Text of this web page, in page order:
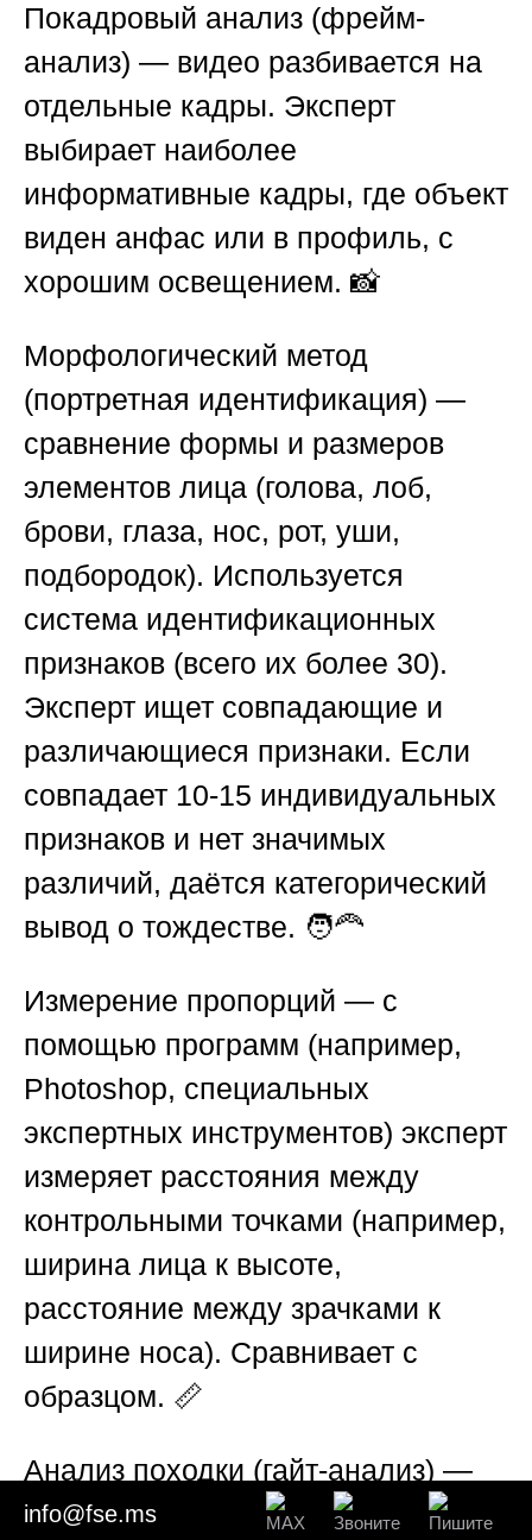
Покадровый анализ (фрейм-
анализ) — видео разбивается на
отдельные кадры. Эксперт
выбирает наиболее
информативные кадры, где объект
виден анфас или в профиль, с
хорошим освещением. 📸
Морфологический метод
(портретная идентификация) —
сравнение формы и размеров
элементов лица (голова, лоб,
брови, глаза, нос, рот, уши,
подбородок). Используется
система идентификационных
признаков (всего их более 30).
Эксперт ищет совпадающие и
различающиеся признаки. Если
совпадает 10-15 индивидуальных
признаков и нет значимых
различий, даётся категорический
вывод о тождестве. 🧑‍🦰
Измерение пропорций — с
помощью программ (например,
Photoshop, специальных
экспертных инструментов) эксперт
измеряет расстояния между
контрольными точками (например,
ширина лица к высоте,
расстояние между зрачками к
ширине носа). Сравнивает с
образцом. 📏
Анализ походки (гайт-анализ) —
если лицо плохо видно, но есть
info@fse.ms